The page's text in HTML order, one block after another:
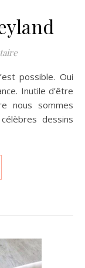
Inutile d’être
nous sommes
dessins